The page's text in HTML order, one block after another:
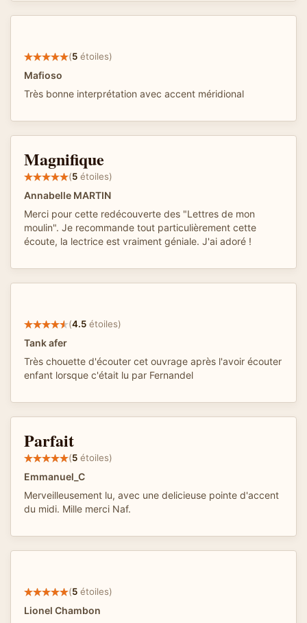
(5 étoiles)
Mafioso
Très bonne interprétation avec accent méridional
Magnifique
(5 étoiles)
Annabelle MARTIN
Merci pour cette redécouverte des "Lettres de mon
moulin". Je recommande tout particulièrement cette
écoute, la lectrice est vraiment géniale. J'ai adoré !
(4.5 étoiles)
Tank afer
Très chouette d'écouter cet ouvrage après l'avoir écouter
enfant lorsque c'était lu par Fernandel
Parfait
(5 étoiles)
Emmanuel_C
Merveilleusement lu, avec une delicieuse pointe d'accent
du midi. Mille merci Naf.
(5 étoiles)
Lionel Chambon